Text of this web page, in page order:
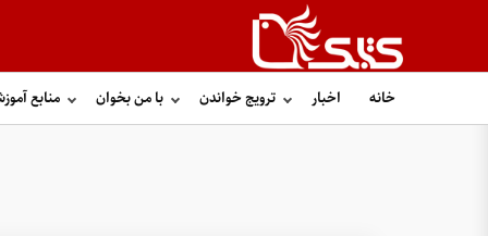
خانه اخبار ترویج خواندن با من بخوان منابع